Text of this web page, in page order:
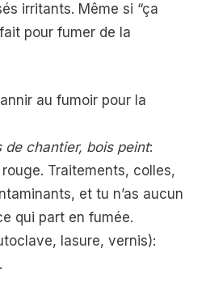
irritants. Même si “ça
pour fumer de la
au fumoir pour la
de chantier, bois peint:
Traitements, colles,
et tu n’as aucun
qui part en fumée.
lasure, vernis):